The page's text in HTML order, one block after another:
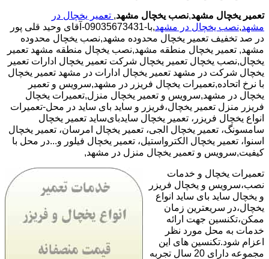
تعمیر یخچال مشهد,نصب یخچال مشهد, تعمیر یخچال در
مشهد,نصب یخچال در مشهد
,با-09035673431-آقای وحید قلی پور
در صد تخفیف تعمیر یخچال محدوده مشهد,نصب یخچال محدوده
مشهد, تعمیر یخچال منطقه مشهد,نصب یخچال منطقه مشهد تعمیر
یخچال,نصب یخچال تعمیر یخچال شرکت تعمیر یخچال ادارات تعمیر
یخچال شرکت در مشهد تعمیر یخچال ادارات در مشهد تعمیر یخچال
با نرخ اتحاده,تعمیرات یخچال فریزر در مشهد,سرویس و تعمیر
یخچال در مشهد,سرویس و تعمیر یخچال منزل,تعمیرات یخچال
فریزر منزل تعمیر یخچال،فریزر و ساید بای ساید در محل-تعمیرات
انواع یخچال فریزر، تعمیر یخچال سایدبای‌ساید تعمیر یخچال
سامسونگ، تعمیر یخچال الجی، تعمیر یخچال امرسان، تعمیر یخچال
اسنوا، تعمیر یخچال الکترواستیل، تعمیر یخچال فیلور و...در محل با
کیفیت,سرویس و تعمیر یخچال منزل در مشهد,
تعمیرات یخچال و خدمات
نصب،سرویس و یخچال فریزر
و یخچال ساید بای ساید انواع
یخچال،در سریعترین زمان
ممکن،تکنسین جهت ارائه
خدمات به محل مورد نظر
اعزام شود.تکنسین های این
مجموعه دارای 20 سال تجربه